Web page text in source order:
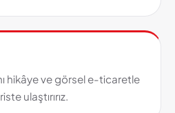
hikâye ve görsel e-ticaretle
ulaştırırız.